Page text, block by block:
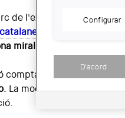
de l'exposició
"In the
mirall 1996–2026"
comptarà amb la
. La moderació anirà a
Configurar
D'acord